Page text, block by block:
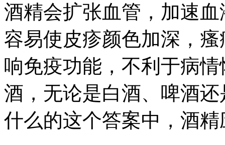
酒精会扩张血管，加速
容易使皮疹颜色加深，
响免疫功能，不利于病
酒，无论是白酒、啤酒
什么的这个答案中，酒